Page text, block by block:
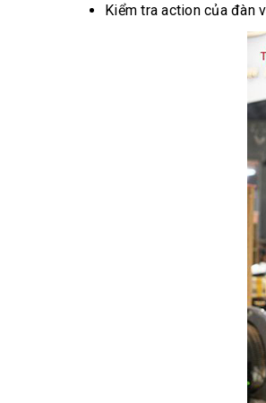
Kiểm tra action của đàn